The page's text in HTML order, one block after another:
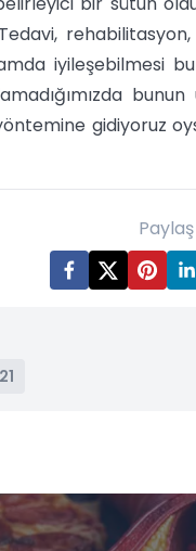
iyileşebilmesi
gidiyoruz
Paylaş